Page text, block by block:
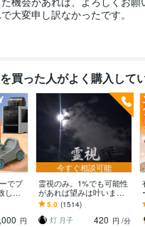
大変申し訳なかったです。
買った人がよく購入して
でプ
しま
ント
円
今すぐ相談可能
霊視のみ。1%でも可能性
があれば望みは叶います
幼少期から備わった霊視
能力。視えたままをお伝
えします。
5.0 (1514)
灯 月子
420 円 /分